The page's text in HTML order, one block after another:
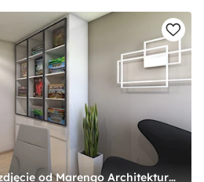
Mieszkanie - Kraków - zdjęcie od Marengo Architektura Wnętrz Anna Knofliczek-Roman